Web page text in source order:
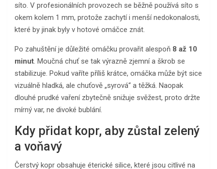
síto. V profesionálních provozech se běžně používá síto s
okem kolem 1 mm, protože zachytí i menší nedokonalosti,
které by jinak byly v hotové omáčce znát.
Po zahuštění je důležité omáčku provařit alespoň 8 až 10
minut. Moučná chuť se tak výrazně zjemní a škrob se
stabilizuje. Pokud vaříte příliš krátce, omáčka může být sice
vizuálně hladká, ale chuťově „syrová“ a těžká. Naopak
dlouhé prudké vaření zbytečně snižuje svěžest, proto držte
mírný var, ne divoké bublání.
Kdy přidat kopr, aby zůstal zelený
a voňavý
Čerstvý kopr obsahuje éterické silice, které jsou citlivé na